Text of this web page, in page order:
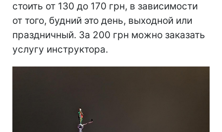
стоить от 130 до 170 грн, в зависимости
от того, будний это день, выходной или
праздничный. За 200 грн можно заказать
услугу инструктора.